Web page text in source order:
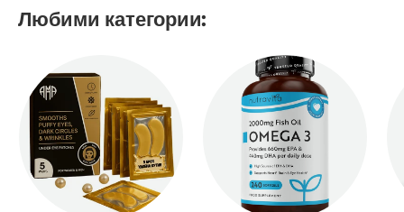
Любими категории: